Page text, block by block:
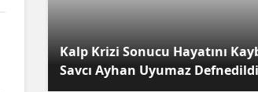
Gece Modu
Gece modunu seçin.
Kalp Krizi Sonucu Hayatını
Savcı Ayhan Uyumaz Defnedildi